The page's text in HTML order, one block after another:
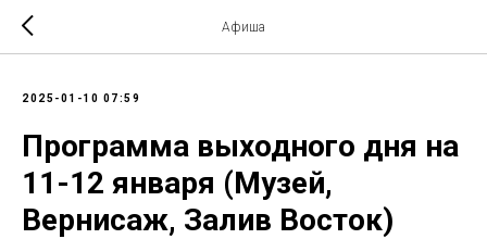
Афиша
2025-01-10 07:59
Программа выходного дня на
11-12 января (Музей,
Вернисаж, Залив Восток)